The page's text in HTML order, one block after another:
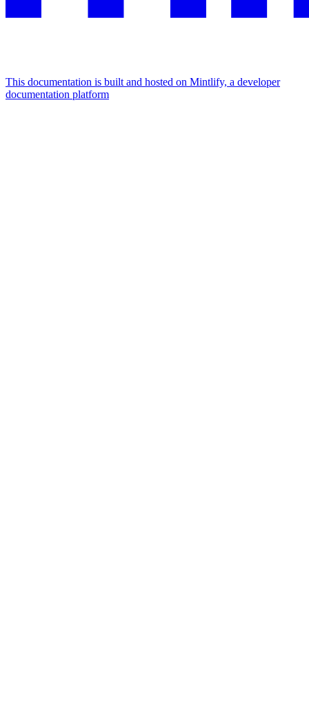
This documentation is built and hosted on Mintlify, a developer
documentation platform